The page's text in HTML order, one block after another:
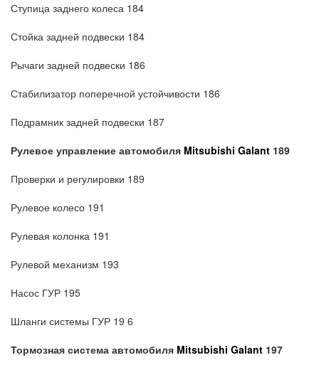
Ступица заднего колеса 184
Стойка задней подвески 184
Рычаги задней подвески 186
Стабилизатор поперечной устойчивости 186
Подрамник задней подвески 187
Рулевое управление автомобиля Mitsubishi Galant 189
Проверки и регулировки 189
Рулевое колесо 191
Рулевая колонка 191
Рулевой механизм 193
Насос ГУР 195
Шланги системы ГУР 19 6
Тормозная система автомобиля Mitsubishi Galant 197